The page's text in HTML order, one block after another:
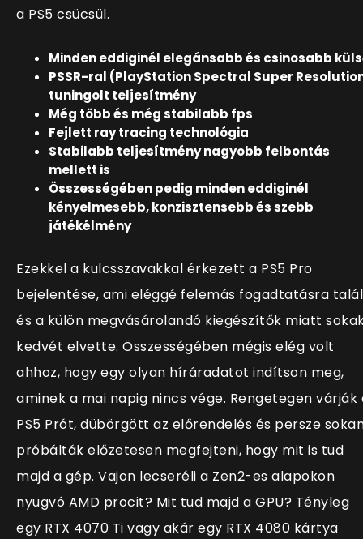
a PS5 csücsül.
Minden eddiginél elegánsabb és csinosabb
PSSR-ral (PlayStation Spectral Super
tuningolt teljesítmény
Még több és még stabilabb fps
Fejlett ray tracing technológia
Stabilabb teljesítmény nagyobb felbontás
mellett is
Összességében pedig minden eddiginél
kényelmesebb, konzisztensebb és szebb
játékélmény
Ezekkel a kulcsszavakkal érkezett a PS5 Pro
bejelentése, ami eléggé felemás fogadtatásra
és a külön megvásárolandó kiegészítők miatt
kedvét elvette. Összességében mégis elég volt
ahhoz, hogy egy olyan híráradatot indítson meg,
aminek a mai napig nincs vége. Rengetegen várják
PS5 Prót, dübörgött az előrendelés és persze
próbálták előzetesen megfejteni, hogy mit is tud
majd a gép. Vajon lecseréli a Zen2-es alapokon
nyugvó AMD procit? Mit tud majd a GPU? Tényleg
egy RTX 4070 Ti vagy akár egy RTX 4080 kártya